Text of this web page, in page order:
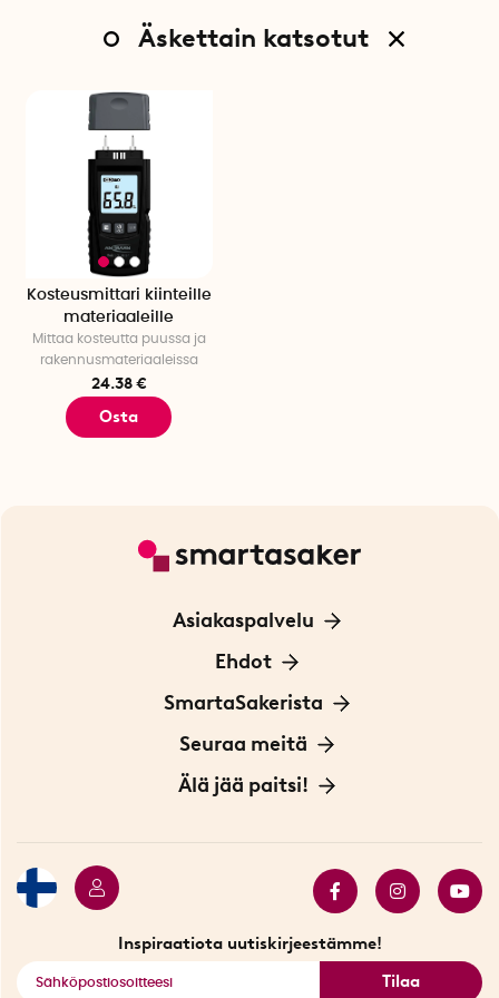
Äskettain katsotut
Kosteusmittari kiinteille
materiaaleille
Mittaa kosteutta puussa ja
rakennusmateriaaleissa
24.38 €
Osta
Asiakaspalvelu
Ota yhteyttä
Ehdot
Tietoa evästeistä
Yksityisyydensuoja
Sopimusehdot
SmartaSakerista
Meistä
Myymälä Tukholmassa
Seuraa meitä
Innovaattoriblogi
Älä jää paitsi!
Inspiraatiota uutiskirjeestämme!
Tilaa